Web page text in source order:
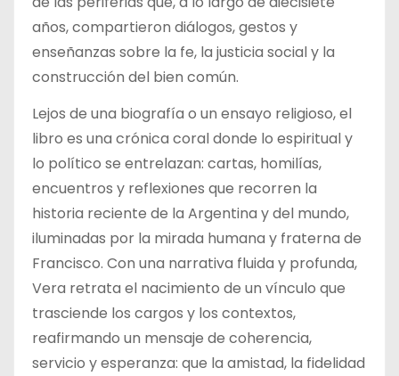
años, compartieron diálogos, gestos y
enseñanzas sobre la fe, la justicia social y la
construcción del bien común.
Lejos de una biografía o un ensayo religioso, el
libro es una crónica coral donde lo espiritual y
lo político se entrelazan: cartas, homilías,
encuentros y reflexiones que recorren la
historia reciente de la Argentina y del mundo,
iluminadas por la mirada humana y fraterna de
Francisco. Con una narrativa fluida y profunda,
Vera retrata el nacimiento de un vínculo que
trasciende los cargos y los contextos,
reafirmando un mensaje de coherencia,
servicio y esperanza: que la amistad, la fidelidad